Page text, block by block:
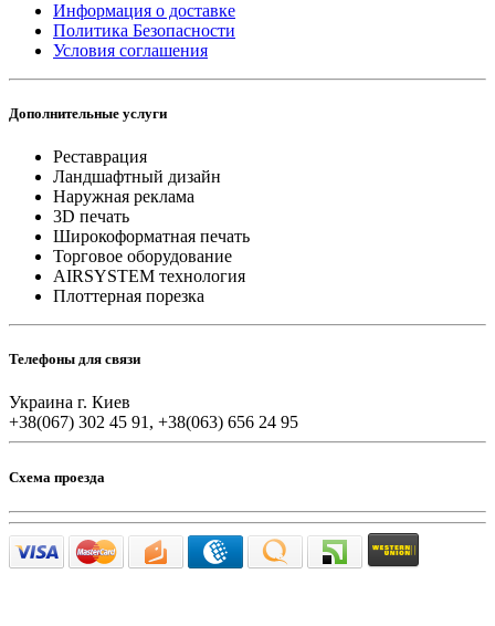
Информация о доставке
Политика Безопасности
Условия соглашения
Дополнительные услуги
Реставрация
Ландшафтный дизайн
Наружная реклама
3D печать
Широкоформатная печать
Торговое оборудование
AIRSYSTEM технология
Плоттерная порезка
Телефоны для связи
Украина г. Киев
+38(067) 302 45 91, +38(063) 656 24 95
Схема проезда